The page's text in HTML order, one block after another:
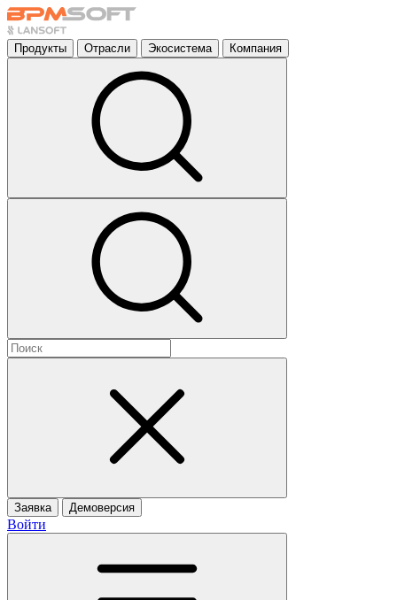
Продукты Отрасли Экосистема Компания
Заявка Демоверсия
Войти